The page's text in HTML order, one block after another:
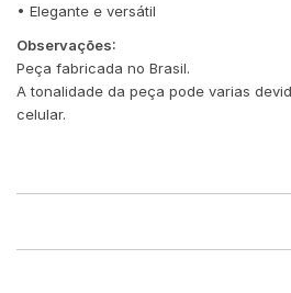
• Elegante e versátil
Observações:
Peça fabricada no Brasil.
A tonalidade da peça pode varias
celular.